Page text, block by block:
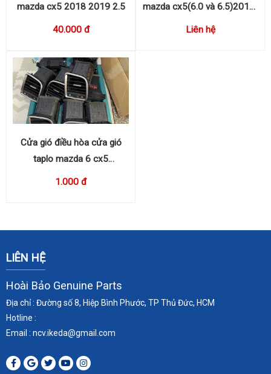
mazda cx5 2018 2019 2.5
40.000 đ
mazda cx5(6.0 và 6.5)2018-
2023 KB8C636EX,
Liên hệ
Cửa gió điều hòa cửa gió
taplo mazda 6 cx5
KD4564830 / KD4564730
1.000 đ
LIÊN HỆ
Hoài Bảo Genuine Parts
Địa chỉ : Đường số 8, Hiệp Bình Phước, TP Thủ Đức, HCM
Hotline :
Email : ncv.ikeda@gmail.com